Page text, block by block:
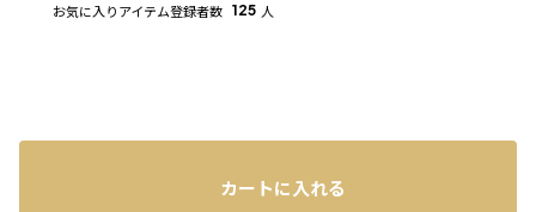
お気に入りアイテム登録者数 125 人
カートに入れる